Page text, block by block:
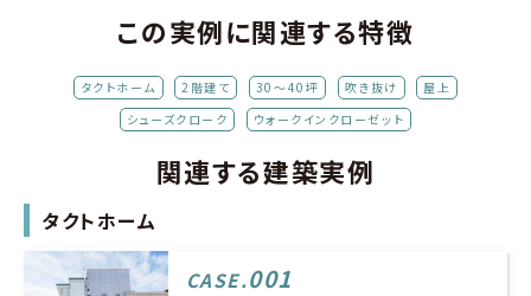
この実例に関連する特徴
タクトホーム 2階建て 30～40坪 吹き抜け
屋上
シューズクローク
ウォークインクローゼット
関連する建築実例
タクトホーム
CASE.001